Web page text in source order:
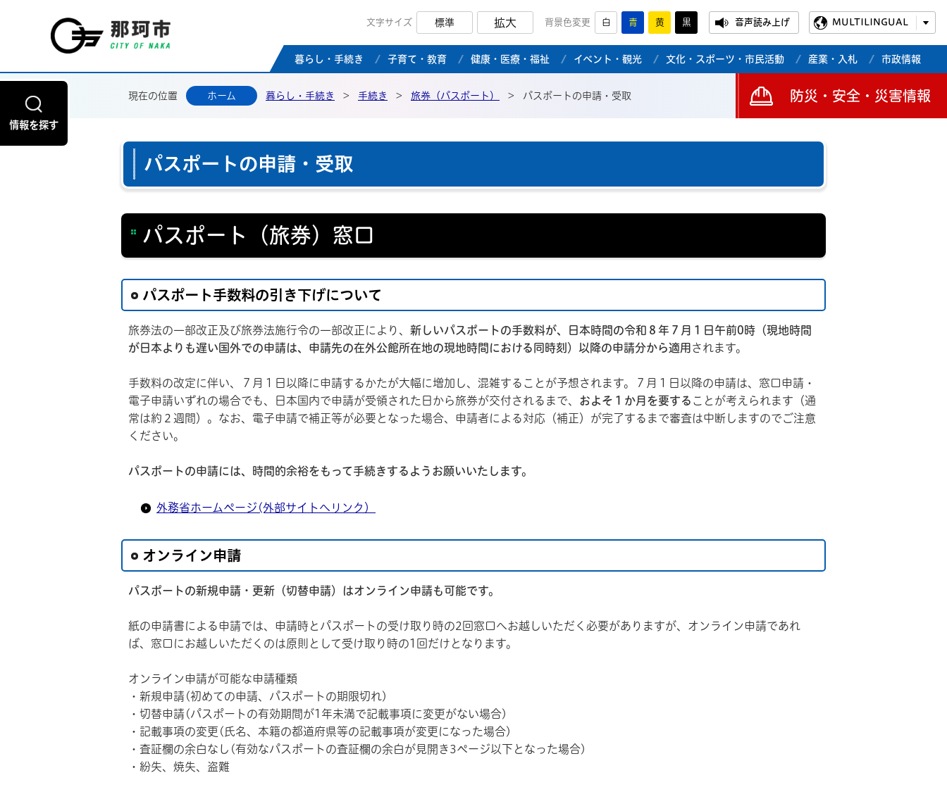
那珂市公式ホームページ
文字サイズ 標準 拡大 背景色変更 白 青 黄 黒 音声読み上げ MULTILINGUAL
暮らし・手続き 子育て・教育 健康・医療・福祉 イベント・観光 文化・スポーツ・市民活動 産業・入札 市政情報
情報を探す
現在の位置 ホーム 暮らし・手続き > 手続き > 旅券（パスポート） > パスポートの申請・受取 防災・安全・災害情報
パスポートの申請・受取
パスポート（旅券）窓口
パスポート手数料の引き下げについて
旅券法の一部改正及び旅券法施行令の一部改正により、 新しいパスポートの手数料が、日本時間の令和８年７月１日午前0時（現地時間
が日本よりも遅い国外での申請は、申請先の在外公館所在地の現地時間における同時刻）以降の申請分から適用 されます。
手数料の改定に伴い、７月１日以降に申請するかたが大幅に増加し、混雑することが予想されます。７月１日以降の申請は、窓口申請・
電子申請いずれの場合でも、日本国内で申請が受領された日から旅券が交付されるまで、 およそ１か月を要する ことが考えられます（通
常は約２週間）。なお、電子申請で補正等が必要となった場合、申請者による対応（補正）が完了するまで審査は中断しますのでご注意
ください。
パスポートの申請には、時間的余裕をもって手続きするようお願いいたします。
外務省ホームページ(外部サイトへリンク）
オンライン申請
パスポートの新規申請・更新（切替申請）はオンライン申請も可能です。
紙の申請書による申請では、申請時とパスポートの受け取り時の2回窓口へお越しいただく必要がありますが、オンライン申請であれ
ば、窓口にお越しいただくのは原則として受け取り時の1回だけとなります。
オンライン申請が可能な申請種類
・新規申請(初めての申請、パスポートの期限切れ)
・切替申請(パスポートの有効期間が1年未満で記載事項に変更がない場合)
・記載事項の変更(氏名、本籍の都道府県等の記載事項が変更になった場合)
・査証欄の余白なし(有効なパスポートの査証欄の余白が見開き3ページ以下となった場合)
・紛失、焼失、盗難